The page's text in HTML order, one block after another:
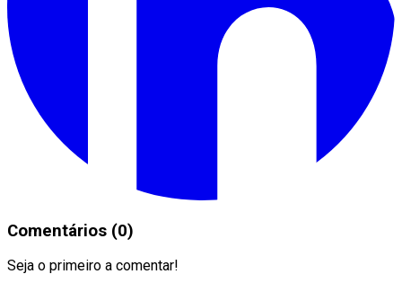
Comentários (0)
Seja o primeiro a comentar!